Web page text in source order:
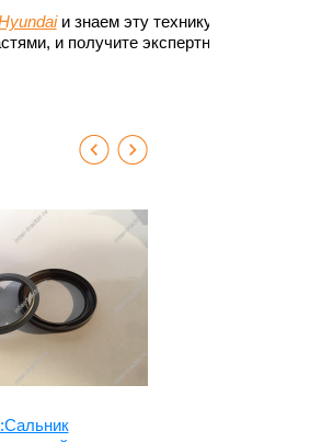
и знаем эту технику до
и получите экспертный